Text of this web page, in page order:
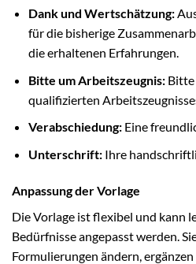
Dank und Wertschätzung:
für die bisherige
die erhaltenen Erfahrungen.
Bitte um Arbeitszeugnis:Bitte
qualifizierten
Verabschiedung:Eine
Unterschrift:Ihre
Anpassung der Vorlage
Die Vorlage ist flexibel und kann
Bedürfnisse angepasst werden.
Formulierungen ändern,